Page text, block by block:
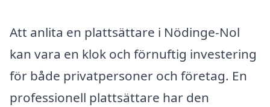
Att anlita en plattsättare i Nödinge-Nol
kan vara en klok och förnuftig investering
för både privatpersoner och företag. En
professionell plattsättare har den